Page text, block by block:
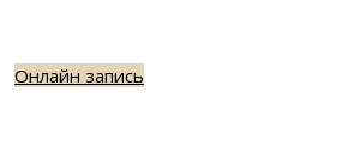
Онлайн запись